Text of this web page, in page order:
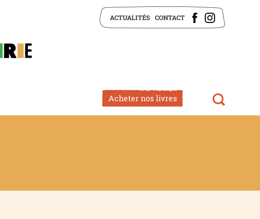
ACTUALITÉS CONTACT
Acheter nos livres